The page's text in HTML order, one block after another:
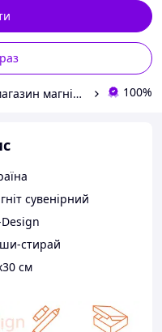
Продавець Vit-Design - інтернет-магазин магнітних планерів та багаторазових зошитів 100%
сувенірний
стирай
см